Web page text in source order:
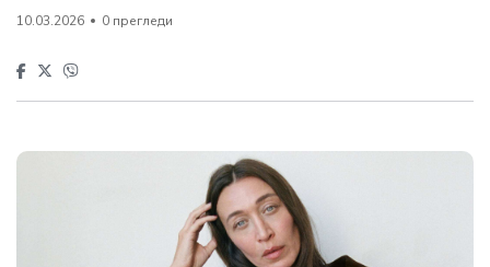
10.03.2026 0 прегледи